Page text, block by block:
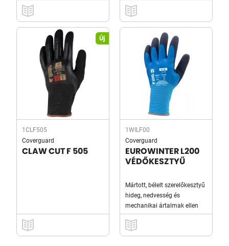
Új
1CLF505
Coverguard
CLAW CUT F 505
1WILF00
Coverguard
EUROWINTER L200
VÉDŐKESZTYŰ
Mártott, bélelt szerelőkesztyű
hideg, nedvesség és
mechanikai ártalmak ellen